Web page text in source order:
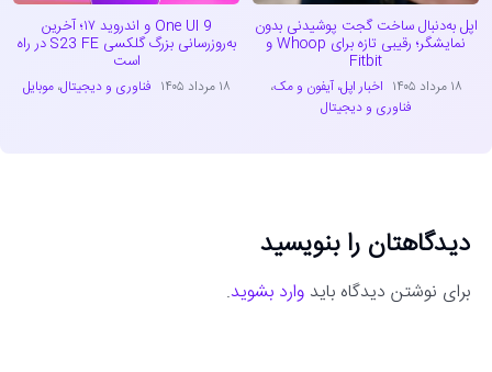
اپل به‌دنبال ساخت گجت پوشیدنی بدون
نمایشگر؛ رقیبی تازه برای Whoop و
Fitbit
۱۸ مرداد ۱۴۰۵ اخبار اپل، آیفون و مک،
فناوری و دیجیتال
One UI 9 و اندروید ۱۷؛ آخرین
به‌روزرسانی بزرگ گلکسی S23 FE در راه
است
۱۸ مرداد ۱۴۰۵ فناوری و دیجیتال،موبایل
دیدگاهتان را بنویسید
برای نوشتن دیدگاه باید وارد بشوید.